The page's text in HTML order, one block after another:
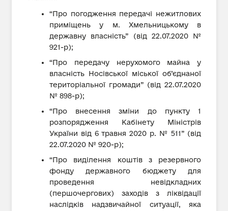
“Про погодження передачі нежитлових
приміщень у м. Хмельницькому в
державну власність” (від 22.07.2020 №
921-р);
“Про передачу нерухомого майна у
власність Носівської міської об’єднаної
територіальної громади” (від 22.07.2020
№ 898-р);
“Про внесення зміни до пункту 1
розпорядження Кабінету Міністрів
України від 6 травня 2020 р. № 511” (від
22.07.2020 № 920-р);
“Про виділення коштів з резервного
фонду державного бюджету для
проведення невідкладних
(першочергових) заходів з ліквідації
наслідків надзвичайної ситуації, яка